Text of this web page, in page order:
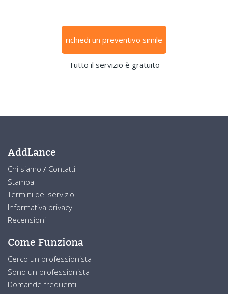
richiedi un preventivo simile
Tutto il servizio è gratuito
AddLance
Chi siamo / Contatti
Stampa
Termini del servizio
Informativa privacy
Recensioni
Come Funziona
Cerco un professionista
Sono un professionista
Domande frequenti